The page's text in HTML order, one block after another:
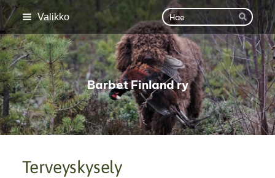
Siirry
sivun
sisältöön
Valikko Haku
Hae
Barbet Finland ry
Terveyskysely